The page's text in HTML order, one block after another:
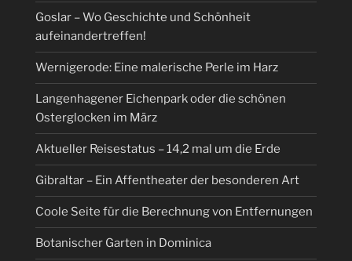
Goslar – Wo Geschichte und Schönheit
aufeinandertreffen!
Wernigerode: Eine malerische Perle im Harz
Langenhagener Eichenpark oder die schönen
Osterglocken im März
Aktueller Reisestatus – 14,2 mal um die Erde
Gibraltar – Ein Affentheater der besonderen Art
Coole Seite für die Berechnung von Entfernungen
Botanischer Garten in Dominica